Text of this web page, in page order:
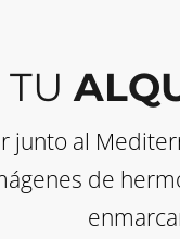
TU
junto al
de